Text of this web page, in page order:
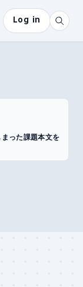
Log in
った課題本文を